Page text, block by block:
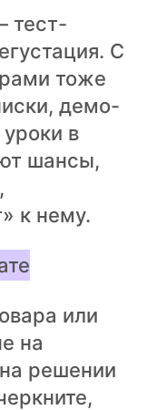
тест-
С
тоже
демо-
в
шансы,
к нему.
или
на
решении